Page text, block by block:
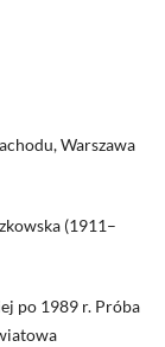
Warszawa
(1911–
po 1989 r. Próba